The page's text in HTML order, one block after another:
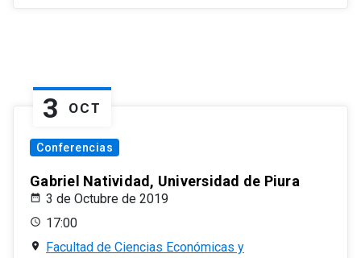
3 OCT
Conferencias
Gabriel Natividad, Universidad de Piura
3 de Octubre de 2019
17:00
Facultad de Ciencias Económicas y